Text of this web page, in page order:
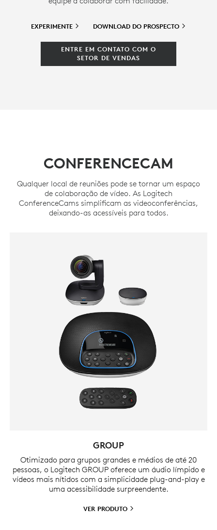
EXPERIMENTE DOWNLOAD DO PROSPECTO
ENTRE EM CONTATO COM O
SETOR DE VENDAS
CONFERENCECAM
Qualquer local de reuniões pode se tornar um espaço
de colaboração de vídeo. As Logitech
ConferenceCams simplificam as videoconferências,
deixando-as acessíveis para todos.
GROUP
Otimizado para grupos grandes e médios de até 20
pessoas, o Logitech GROUP oferece um áudio límpido e
vídeos mais nítidos com a simplicidade plug-and-play e
uma acessibilidade surpreendente.
VER PRODUTO